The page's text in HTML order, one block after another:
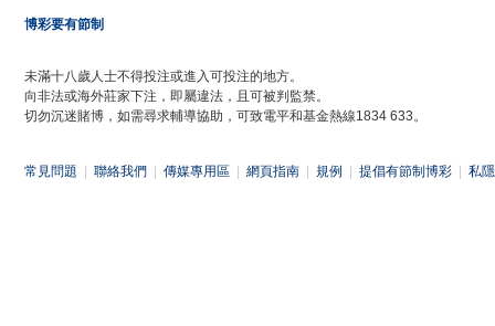
博彩要有節制
未滿十八歲人士不得投注或進入可投注的地方。
向非法或海外莊家下注，即屬違法，且可被判監禁。
切勿沉迷賭博，如需尋求輔導協助，可致電平和基金熱線1834 633。
常見問題 聯絡我們 傳媒專用區 網頁指南 規例 提倡有節制博彩 私